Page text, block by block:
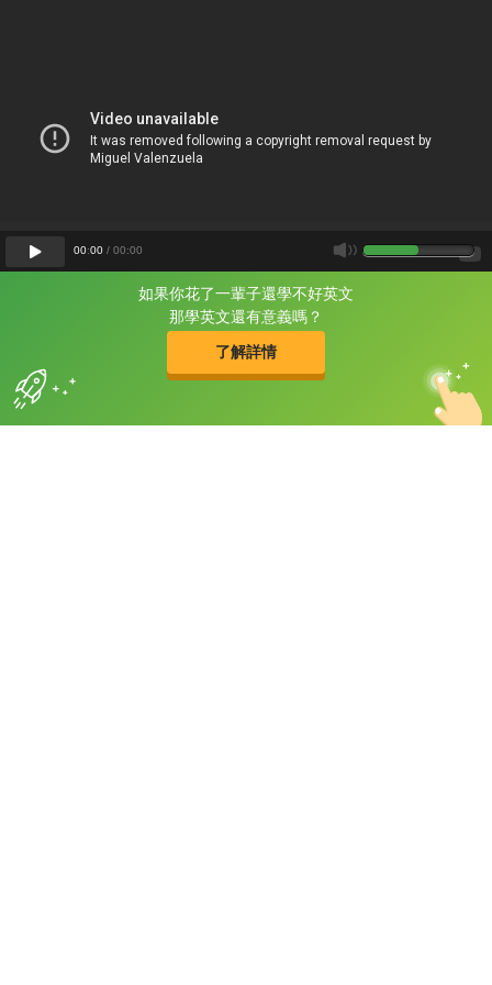
如果你花了一輩子還學不好英文
那學英文還有意義嗎？
了解詳情
片尾有
攻其不背
的品牌故事
00:00 / 00:00